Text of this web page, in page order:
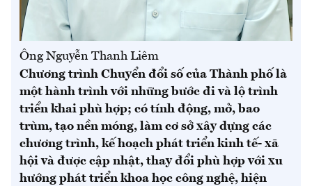
Ông Nguyễn Thanh Liêm
Chương trình Chuyển đổi số của Thành phố là
một hành trình với những bước đi và lộ trình
triển khai phù hợp; có tính động, mở, bao
trùm, tạo nền móng, làm cơ sở xây dựng các
chương trình, kế hoạch phát triển kinh tế- xã
hội và được cập nhật, thay đổi phù hợp với xu
hướng phát triển khoa học công nghệ, hiện